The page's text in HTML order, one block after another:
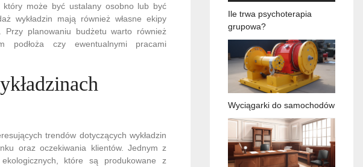
który może być ustalany osobno lub być
wykładzin mają również własne ekipy
Przy planowaniu budżetu warto również
podłoża czy ewentualnymi pracami
trendów dotyczących wykładzin
oraz oczekiwania klientów. Jednym z
które są produkowane z
Ile trwa psychoterapia
grupowa?
Wyciągarki do samochodów